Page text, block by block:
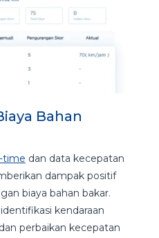
Bahan
time dan data kecepatan
dampak positif
biaya bahan bakar.
kendaraan
perbaikan kecepatan